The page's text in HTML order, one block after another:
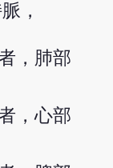
，
，肺部
，心部